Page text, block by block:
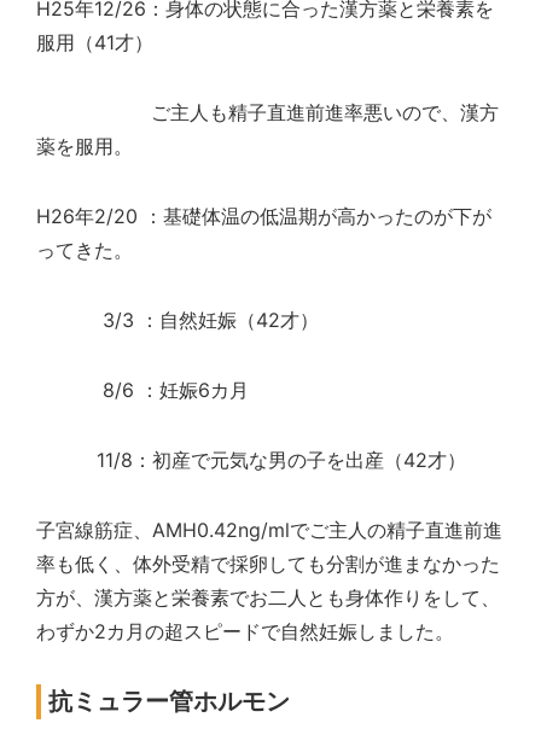
H25年12/26：身体の状態に合った漢方薬と栄養素を
服用（41才）
ご主人も精子直進前進率悪いので、漢方
薬を服用。
H26年2/20 ：基礎体温の低温期が高かったのが下が
ってきた。
3/3 ：自然妊娠（42才）
8/6 ：妊娠6カ月
11/8：初産で元気な男の子を出産（42才）
子宮線筋症、AMH0.42ng/mlでご主人の精子直進前進
率も低く、体外受精で採卵しても分割が進まなかった
方が、漢方薬と栄養素でお二人とも身体作りをして、
わずか2カ月の超スピードで自然妊娠しました。
抗ミュラー管ホルモン